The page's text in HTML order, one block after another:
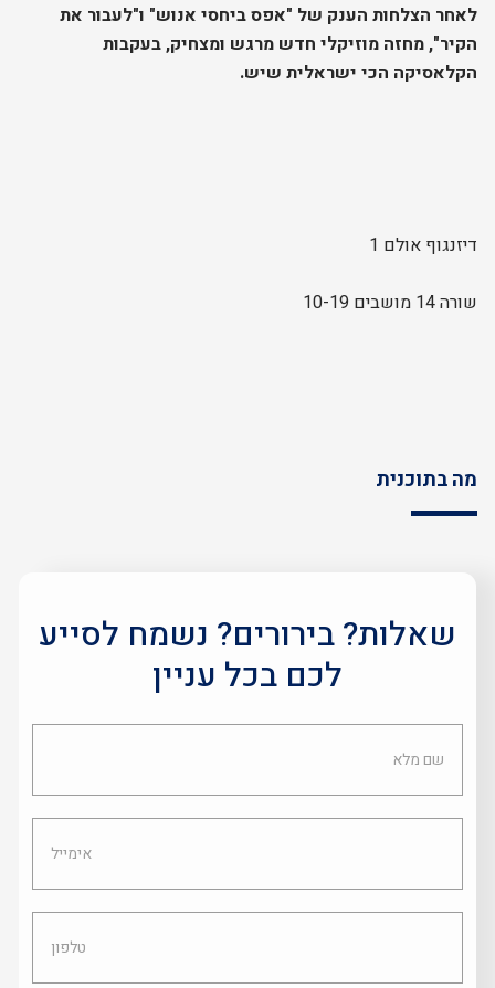
לאחר הצלחות הענק של "אפס ביחסי אנוש" ו"לעבור את
הקיר", מחזה מוזיקלי חדש מרגש ומצחיק, בעקבות
הקלאסיקה הכי ישראלית שיש.
דיזנגוף אולם 1
שורה 14 מושבים 10-19
מה בתוכנית
שאלות? בירורים? נשמח לסייע
לכם בכל עניין
שם
מלא
אימייל
טלפון